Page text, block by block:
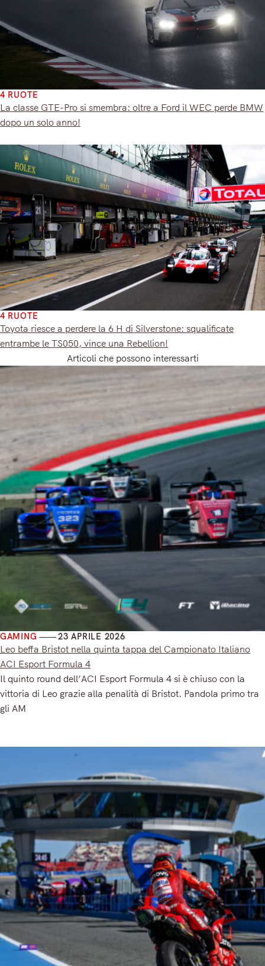
4 RUOTE
La classe GTE-Pro si smembra: oltre a Ford il WEC perde BMW
dopo un solo anno!
4 RUOTE
Toyota riesce a perdere la 6 H di Silverstone: squalificate
entrambe le TS050, vince una Rebellion!
Articoli che possono interessarti
GAMING 23 APRILE 2026
Leo beffa Bristot nella quinta tappa del Campionato Italiano
ACI Esport Formula 4
Il quinto round dell’ACI Esport Formula 4 si è chiuso con la
vittoria di Leo grazie alla penalità di Bristot. Pandola primo tra
gli AM